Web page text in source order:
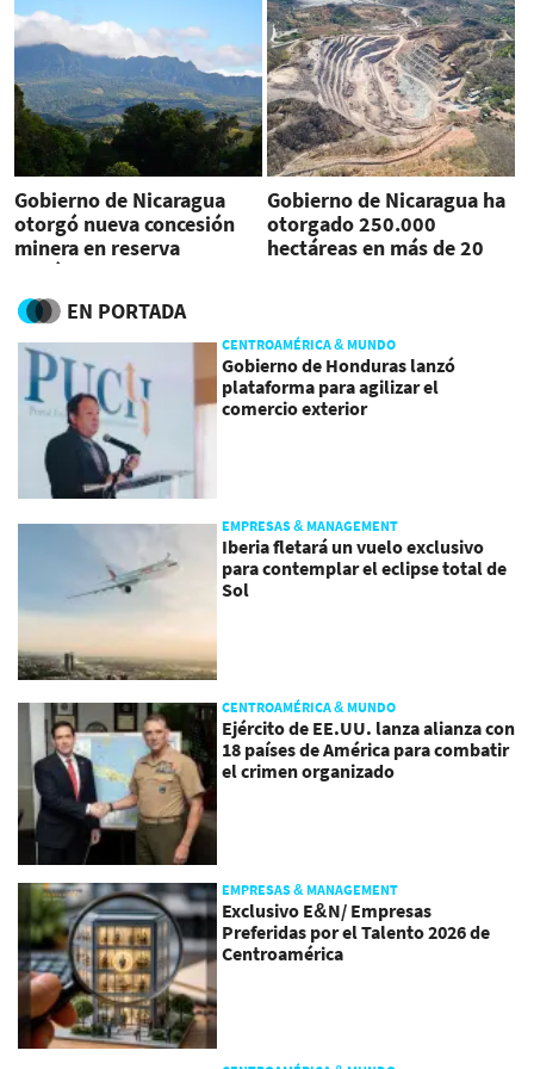
Gobierno de Nicaragua
otorgó nueva concesión
minera en reserva
biológica
Gobierno de Nicaragua ha
otorgado 250.000
hectáreas en más de 20
EN PORTADA
CENTROAMÉRICA & MUNDO
Gobierno de Honduras lanzó
plataforma para agilizar el
comercio exterior
EMPRESAS & MANAGEMENT
Iberia fletará un vuelo exclusivo
para contemplar el eclipse total de
Sol
CENTROAMÉRICA & MUNDO
Ejército de EE.UU. lanza alianza con
18 países de América para combatir
el crimen organizado
EMPRESAS & MANAGEMENT
Exclusivo E&N/ Empresas
Preferidas por el Talento 2026 de
Centroamérica